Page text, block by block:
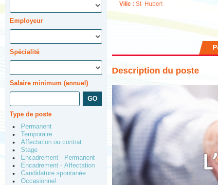
Employeur
Spécialité
Salaire minimum (annuel)
Type de poste
Permanent
Temporaire
Affectation ou contrat
Stage
Encadrement - Permanent
Encadrement - Affectation
Candidature spontanée
Occasionnel
Ville : St- Hubert
Description du poste